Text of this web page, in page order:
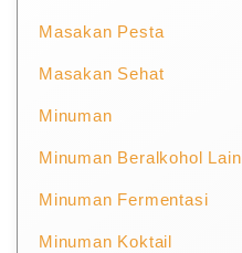
Masakan Pesta
Masakan Sehat
Minuman
Minuman Beralkohol Lain
Minuman Fermentasi
Minuman Koktail